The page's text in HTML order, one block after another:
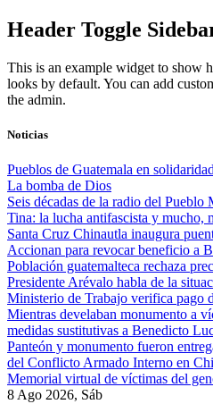
Skip
to
Header Toggle
This is an example widget to show
looks by default. You can add
the admin.
Noticias
Pueblos de Guatemala en
La bomba de Dios
Seis décadas de la radio del Pueblo
Tina: la lucha antifascista y mucho,
Santa Cruz Chinautla inaugura
Accionan para revocar beneficio a
Población guatemalteca rechaza
Presidente Arévalo habla de la
Ministerio de Trabajo verifica pago
Mientras develaban monumento a
medidas sustitutivas a Benedicto
Panteón y monumento fueron
del Conflicto Armado Interno en
Memorial virtual de víctimas del
8 Ago 2026, Sáb